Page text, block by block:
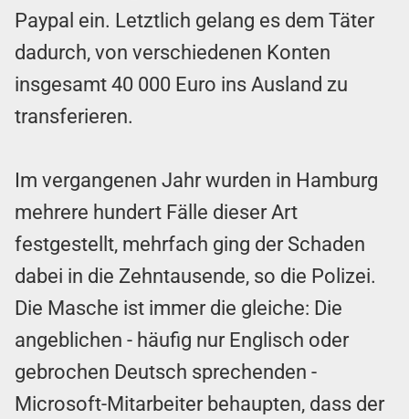
Paypal ein. Letztlich gelang es dem Täter
dadurch, von verschiedenen Konten
insgesamt 40 000 Euro ins Ausland zu
transferieren.
Im vergangenen Jahr wurden in Hamburg
mehrere hundert Fälle dieser Art
festgestellt, mehrfach ging der Schaden
dabei in die Zehntausende, so die Polizei.
Die Masche ist immer die gleiche: Die
angeblichen - häufig nur Englisch oder
gebrochen Deutsch sprechenden -
Microsoft-Mitarbeiter behaupten, dass der